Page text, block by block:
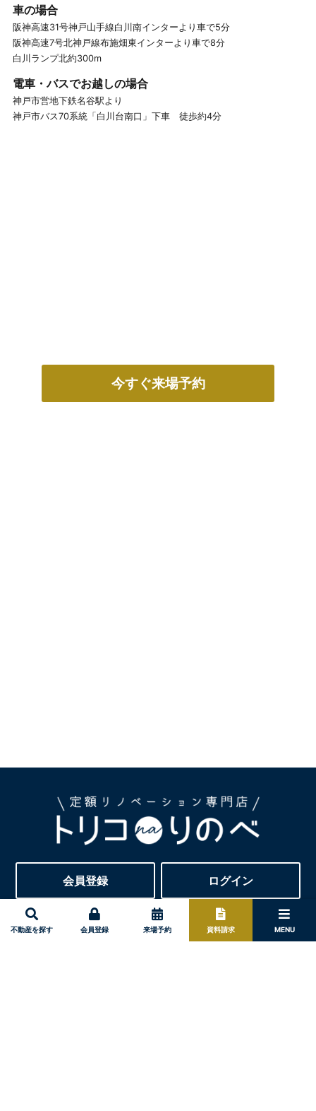
不動産を探す 会員登録 来場予約 資料請求 MENU
車の場合
阪神高速31号神戸山手線白川南インターより車で5分
阪神高速7号北神戸線布施畑東インターより車で8分
白川ランプ北約300m
電車・バスでお越しの場合
神戸市営地下鉄名谷駅より
神戸市バス70系統「白川台南口」下車 徒歩約4分
今すぐ来場予約
会員登録 ログイン
今すぐ資料請求